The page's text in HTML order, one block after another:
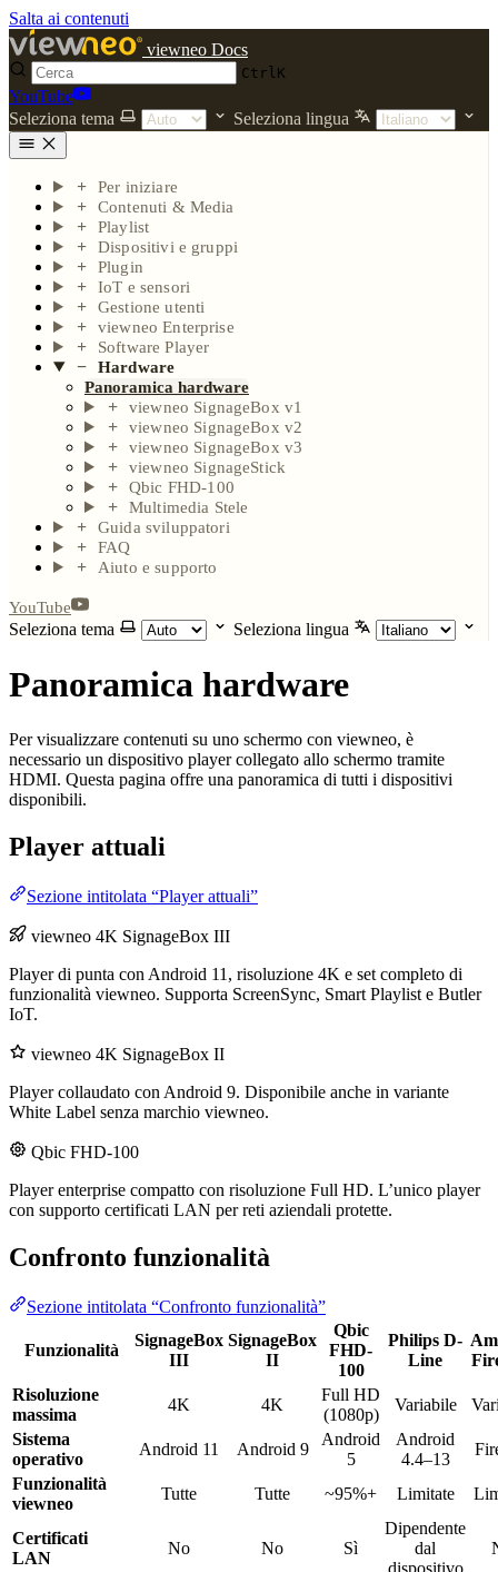
Salta ai contenuti
viewneo Docs
CtrlK
YouTube
Seleziona tema
Seleziona lingua
Per iniziare
Contenuti & Media
Playlist
Dispositivi e gruppi
Plugin
IoT e sensori
Gestione utenti
viewneo Enterprise
Software Player
Hardware
Panoramica hardware
viewneo SignageBox v1
viewneo SignageBox v2
viewneo SignageBox v3
viewneo SignageStick
Qbic FHD-100
Multimedia Stele
Guida sviluppatori
FAQ
Aiuto e supporto
YouTube
Seleziona tema Seleziona lingua
Panoramica hardware
Per visualizzare contenuti su uno schermo con viewneo, è
necessario un dispositivo player collegato allo schermo tramite
HDMI. Questa pagina offre una panoramica di tutti i dispositivi
disponibili.
Player attuali
Sezione intitolata “Player attuali”
viewneo 4K SignageBox III
Player di punta con Android 11, risoluzione 4K e set completo di
funzionalità viewneo. Supporta ScreenSync, Smart Playlist e Butler
IoT.
viewneo 4K SignageBox II
Player collaudato con Android 9. Disponibile anche in variante
White Label senza marchio viewneo.
Qbic FHD-100
Player enterprise compatto con risoluzione Full HD. L’unico player
con supporto certificati LAN per reti aziendali protette.
Confronto funzionalità
Sezione intitolata “Confronto funzionalità”
Funzionalità
SignageBox
III
SignageBox
II
Qbic
FHD-
100
Philips D-
Line
Risoluzione
massima
4K 4K
Full HD
(1080p)
Variabile
Sistema
operativo
Android 11 Android 9
Android
5
Android
4.4–13
Funzionalità
viewneo
Tutte Tutte ~95%+ Limitate
Certificati
LAN
No No Sì
Dipendente
dal
dispositivo